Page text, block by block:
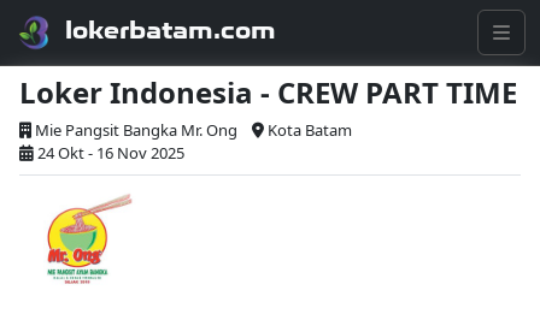
lokerbatam.com
Loker Indonesia - CREW PART TIME
Mie Pangsit Bangka Mr. Ong
Kota Batam
24 Okt - 16 Nov 2025